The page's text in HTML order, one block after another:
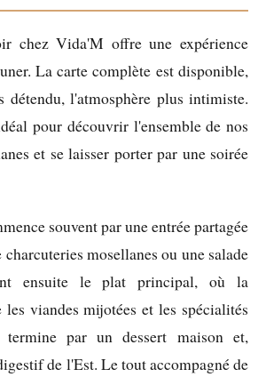
chez Vida'M offre une expérience
La carte complète est disponible,
détendu, l'atmosphère plus intimiste.
pour découvrir l'ensemble de nos
et se laisser porter par une soirée
souvent par une entrée partagée
mosellanes ou une salade
ensuite le plat principal, où la
viandes mijotées et les spécialités
termine par un dessert maison et,
de l'Est. Le tout accompagné de